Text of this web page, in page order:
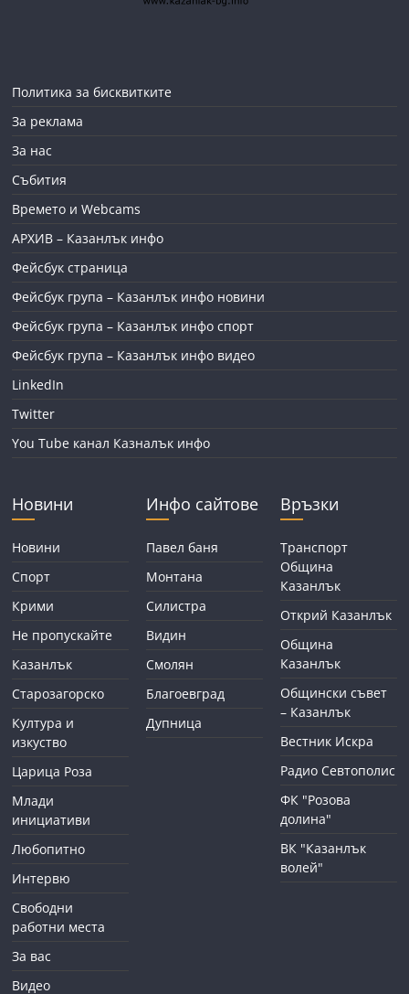
Политика за бисквитките
За реклама
За нас
Събития
Времето и Webcams
АРХИВ – Казанлък инфо
Фейсбук страница
Фейсбук група – Казанлък инфо новини
Фейсбук група – Казанлък инфо спорт
Фейсбук група – Казанлък инфо видео
LinkedIn
Twitter
You Tube канал Казналък инфо
Новини
Новини
Спорт
Крими
Не пропускайте
Казанлък
Старозагорско
Култура и
изкуство
Царица Роза
Млади
инициативи
Любопитно
Интервю
Свободни
работни места
За вас
Видео
Инфо сайтове
Павел баня
Монтана
Силистра
Видин
Смолян
Благоевград
Дупница
Връзки
Транспорт
Община
Казанлък
Открий Казанлък
Община
Казанлък
Общински съвет
– Казанлък
Вестник Искра
Радио Севтополис
ФК "Розова
долина"
ВК "Казанлък
волей"